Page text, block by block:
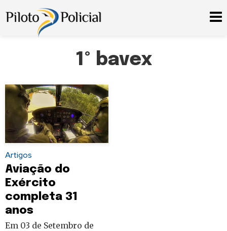
1º bavex
Artigos
Aviação do
Exército
completa 31
anos
Em 03 de Setembro de